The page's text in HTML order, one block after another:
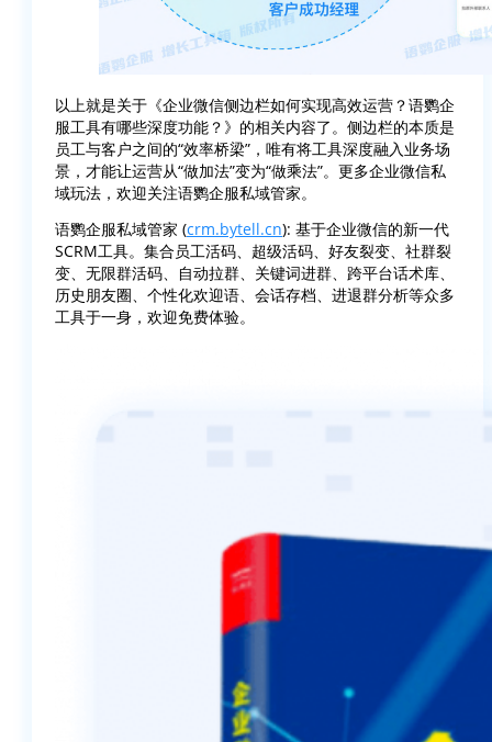
以上就是关于《企业微信侧边栏如何实现高效运营？语鹦企
服工具有哪些深度功能？》的相关内容了。侧边栏的本质是
员工与客户之间的“效率桥梁”，唯有将工具深度融入业务场
景，才能让运营从“做加法”变为“做乘法”。更多企业微信私
域玩法，欢迎关注语鹦企服私域管家。
语鹦企服私域管家 (crm.bytell.cn): 基于企业微信的新一代
SCRM工具。集合员工活码、超级活码、好友裂变、社群裂
变、无限群活码、自动拉群、关键词进群、跨平台话术库、
历史朋友圈、个性化欢迎语、会话存档、进退群分析等众多
工具于一身，欢迎免费体验。